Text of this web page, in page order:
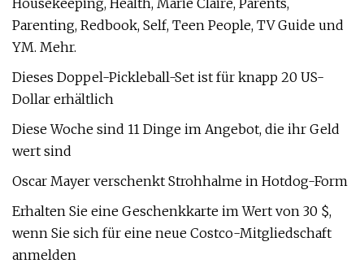
Housekeeping, Health, Marie Claire, Parents,
Parenting, Redbook, Self, Teen People, TV Guide und
YM. Mehr.
Dieses Doppel-Pickleball-Set ist für knapp 20 US-
Dollar erhältlich
Diese Woche sind 11 Dinge im Angebot, die ihr Geld
wert sind
Oscar Mayer verschenkt Strohhalme in Hotdog-Form
Erhalten Sie eine Geschenkkarte im Wert von 30 $,
wenn Sie sich für eine neue Costco-Mitgliedschaft
anmelden